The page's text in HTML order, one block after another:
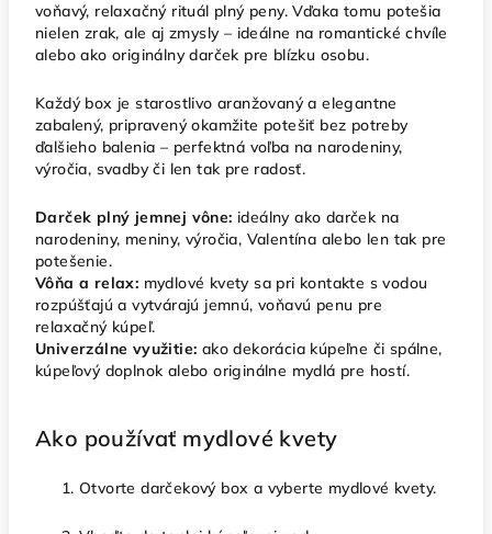
voňavý, relaxačný rituál plný peny. Vďaka tomu potešia
nielen zrak, ale aj zmysly – ideálne na romantické chvíle
alebo ako originálny darček pre blízku osobu.
Každý box je starostlivo aranžovaný a elegantne
zabalený, pripravený okamžite potešiť bez potreby
ďalšieho balenia – perfektná voľba na narodeniny,
výročia, svadby či len tak pre radosť.
Darček plný jemnej vône: ideálny ako darček na
narodeniny, meniny, výročia, Valentína alebo len tak pre
potešenie.
Vôňa a relax: mydlové kvety sa pri kontakte s vodou
rozpúšťajú a vytvárajú jemnú, voňavú penu pre
relaxačný kúpeľ.
Univerzálne využitie: ako dekorácia kúpeľne či spálne,
kúpeľový doplnok alebo originálne mydlá pre hostí.
Ako používať mydlové kvety
Otvorte darčekový box a vyberte mydlové kvety.